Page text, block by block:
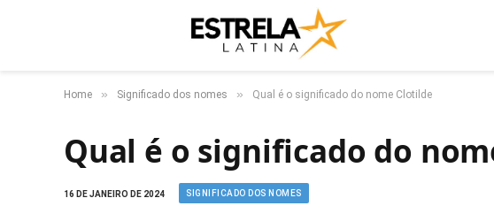
Home » Significado dos nomes » Qual é o significado do nome Clotilde
Qual é o significado do
16 DE JANEIRO DE 2024 SIGNIFICADO DOS NOMES